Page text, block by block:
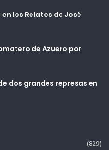
los Relatos de José
de Azuero por
dos grandes represas en
(829)